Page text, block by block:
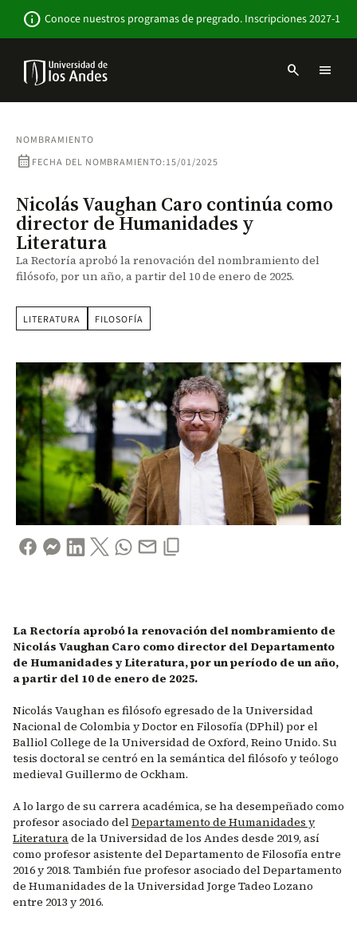
contenido
info Conoce nuestros programas de pregrado. Inscripciones 2027-1
Navbar
search menu
NOMBRAMIENTO
calendar_month FECHA DEL NOMBRAMIENTO:15/01/2025
Nicolás Vaughan Caro continúa como
director de Humanidades y
Literatura
La Rectoría aprobó la renovación del nombramiento del
filósofo, por un año, a partir del 10 de enero de 2025.
LITERATURA FILOSOFÍA
La Rectoría aprobó la renovación del nombramiento de
Nicolás Vaughan Caro como director del Departamento
de Humanidades y Literatura, por un período de un año,
a partir del 10 de enero de 2025.
Nicolás Vaughan es filósofo egresado de la Universidad
Nacional de Colombia y Doctor en Filosofía (DPhil) por el
Balliol College de la Universidad de Oxford, Reino Unido. Su
tesis doctoral se centró en la semántica del filósofo y teólogo
medieval Guillermo de Ockham.
A lo largo de su carrera académica, se ha desempeñado como
profesor asociado delDepartamento de Humanidades y
Literaturade la Universidad de los Andes desde 2019, así
como profesor asistente del Departamento de Filosofía entre
2016 y 2018. También fue profesor asociado del Departamento
de Humanidades de la Universidad Jorge Tadeo Lozano
entre 2013 y 2016.